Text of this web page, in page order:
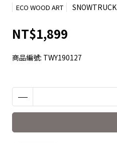
ECO WOOD ART SNOWTRUCK
NT$1,899
商品編號: TWY190127